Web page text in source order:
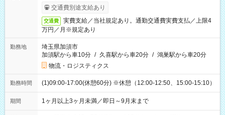
交通費別途支給あり
交通費
実費支給／当社規定あり。通勤交通費実費支払／上限4
万円／月※規定あり
勤務地
埼玉県加須市
加須駅から車10分 / 久喜駅から車20分 / 鴻巣駅から車20分
物流・ロジスティクス
勤務時間 (1)09:00-17:00(休憩60分) ※休憩（12:00-12:50、15:00-15:10）
期間 1ヶ月以上3ヶ月未満／即日～9月末まで